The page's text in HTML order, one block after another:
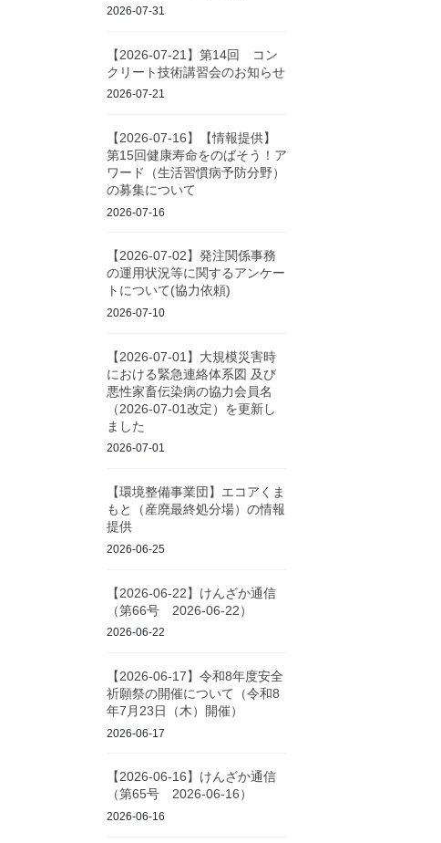
2026-07-31
【2026-07-21】第14回 コン
クリート技術講習会のお知らせ
2026-07-21
【2026-07-16】【情報提供】
第15回健康寿命をのばそう！ア
ワード（生活習慣病予防分野）
の募集について
2026-07-16
【2026-07-02】発注関係事務
の運用状況等に関するアンケー
トについて(協力依頼)
2026-07-10
【2026-07-01】大規模災害時
における緊急連絡体系図 及び
悪性家畜伝染病の協力会員名
（2026-07-01改定）を更新し
ました
2026-07-01
【環境整備事業団】エコアくま
もと（産廃最終処分場）の情報
提供
2026-06-25
【2026-06-22】けんざか通信
（第66号 2026-06-22）
2026-06-22
【2026-06-17】令和8年度安全
祈願祭の開催について（令和8
年7月23日（木）開催）
2026-06-17
【2026-06-16】けんざか通信
（第65号 2026-06-16）
2026-06-16